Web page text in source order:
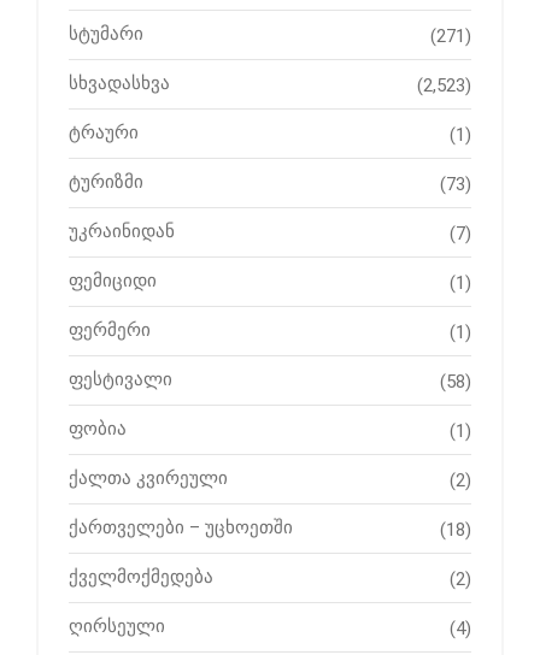
სტუმარი (271)
სხვადასხვა (2,523)
ტრაური (1)
ტურიზმი (73)
უკრაინიდან (7)
ფემიციდი (1)
ფერმერი (1)
ფესტივალი (58)
ფობია (1)
ქალთა კვირეული (2)
ქართველები – უცხოეთში (18)
ქველმოქმედება (2)
ღირსეული (4)